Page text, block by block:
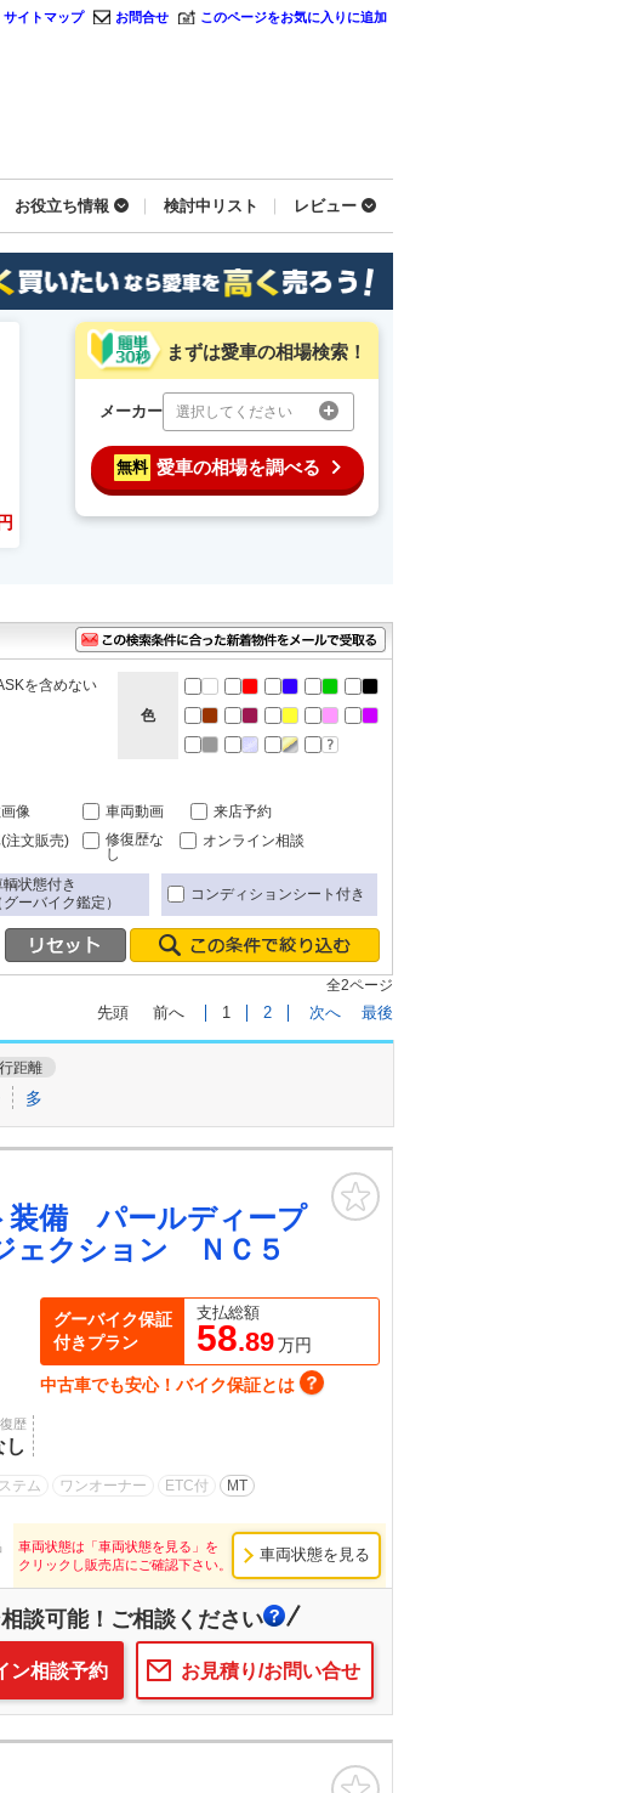
サイトマップ お問合せ このページをお気に入りに追加
お役立ち情報 検討中リスト レビュー
まずは愛車の相場検索！
メーカー 選択してください
無料 愛車の相場を調べる
を含めない
色
像 車両動画
来店予約
注文販売)
修復歴な
し
オンライン相談
輌状態付き
グーバイク鑑定）
コンディションシート付き
全2ページ
先頭 前へ 1 2 次へ 最後
距離
多
装備 パールディープ
クション ＮＣ５
歴
し
テム ワンオーナー ETC付 MT
グーバイク保証
付きプラン
支払総額
58.89万円
中古車でも安心！バイク保証とは
車両状態は「車両状態を見る」を
クリックし販売店にご確認下さい。
車両状態を見る
談可能！ご相談ください
お見積り/お問い合せ
ン相談予約